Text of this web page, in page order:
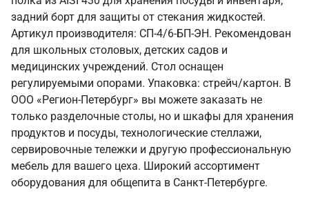
задний борт для защиты от стекания жидкостей.
Артикул производителя: СП-4/6-БП-ЭН. Рекомендован
для школьных столовых, детских садов и
медицинских учреждений. Стол оснащен
регулируемыми опорами. Упаковка: стрейч/картон. В
ООО «Регион-Петербург» вы можете заказать не
только разделочные столы, но и шкафы для хранения
продуктов и посуды, технологические стеллажи,
сервировочные тележки и другую профессиональную
мебель для вашего цеха. Широкий ассортимент
оборудования для общепита в Санкт‑Петербурге.